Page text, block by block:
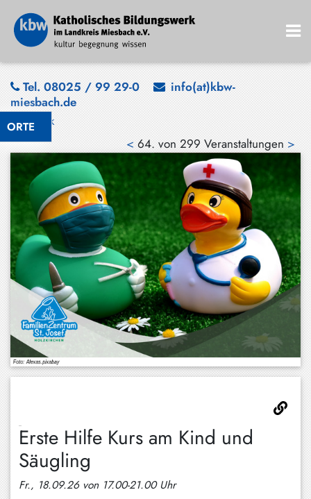
ORTE
Tel. 08025 / 99 29-0
info(at)kbw-
miesbach.de
Zurück
< 64. von 299 Veranstaltungen>
Erste Hilfe Kurs am Kind und
Säugling
Fr., 18.09.26 von 17.00-21.00 Uhr
Bad
Wiessee
Bayrischzell
Darching
Elbach
Gmund
Großhartpenning
Hausham
Holzkirchen
Hundham
Irschenberg
Kreuth
Miesbach
Neuhaus
Niklasreuth